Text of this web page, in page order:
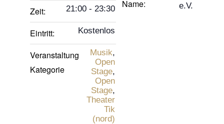
Zeit: 21:00 - 23:30
Eintritt: Kostenlos
Veranstaltung
Kategorie
Musik,
Open
Stage,
Open
Stage,
Theater
Tik
(nord)
Name:
e.V.